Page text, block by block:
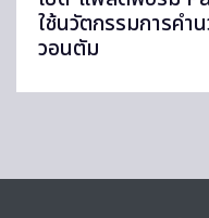
ใช้นวัตกรรมการคำ
วอนตัม